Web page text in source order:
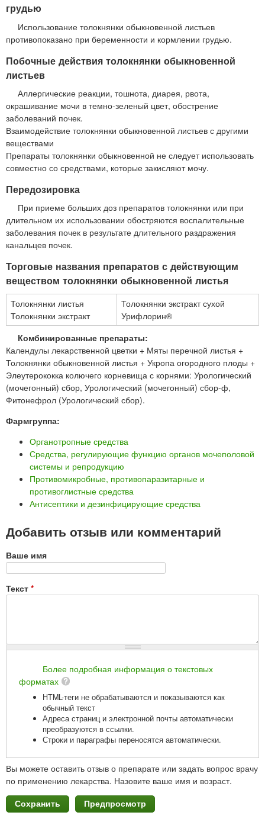
грудью
Использование толокнянки обыкновенной листьев
противопоказано при беременности и кормлении грудью.
Побочные действия толокнянки обыкновенной
листьев
Аллергические реакции, тошнота, диарея, рвота,
окрашивание мочи в темно-зеленый цвет, обострение
заболеваний почек.
Взаимодействие толокнянки обыкновенной листьев с другими
веществами
Препараты толокнянки обыкновенной не следует использовать
совместно со средствами, которые закисляют мочу.
Передозировка
При приеме больших доз препаратов толокнянки или при
длительном их использовании обостряются воспалительные
заболевания почек в результате длительного раздражения
канальцев почек.
Торговые названия препаратов с действующим
веществом толокнянки обыкновенной листья
Толокнянки листья
Толокнянки экстракт
Толокнянки экстракт сухой
Урифлорин®
Комбинированные препараты:
Календулы лекарственной цветки + Мяты перечной листья +
Толокнянки обыкновенной листья + Укропа огородного плоды +
Элеутерококка колючего корневища с корнями: Урологический
(мочегонный) сбор, Урологический (мочегонный) сбор-ф,
Фитонефрол (Урологический сбор).
Фармгруппа:
Органотропные средства
Средства, регулирующие функцию органов мочеполовой
системы и репродукцию
Противомикробные, противопаразитарные и
противоглистные средства
Антисептики и дезинфицирующие средства
Добавить отзыв или комментарий
Ваше имя
Текст *
Более подробная информация о текстовых
форматах
HTML-теги не обрабатываются и показываются как
обычный текст
Адреса страниц и электронной почты автоматически
преобразуются в ссылки.
Строки и параграфы переносятся автоматически.
Вы можете оставить отзыв о препарате или задать вопрос врачу
по применению лекарства. Назовите ваше имя и возраст.